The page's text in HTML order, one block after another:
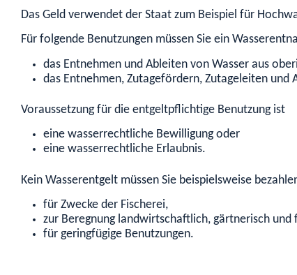
Das Geld verwendet der Staat zum Beispiel für
Für folgende Benutzungen müssen Sie ein
das Entnehmen und Ableiten von Wasser aus
das Entnehmen, Zutagefördern, Zutageleiten und
Voraussetzung für die entgeltpflichtige Benutzung ist
eine wasserrechtliche Bewilligung oder
eine wasserrechtliche Erlaubnis.
Kein Wasserentgelt müssen Sie beispielsweise
für Zwecke der Fischerei,
zur Beregnung landwirtschaftlich, gärtnerisch
für geringfügige Benutzungen.